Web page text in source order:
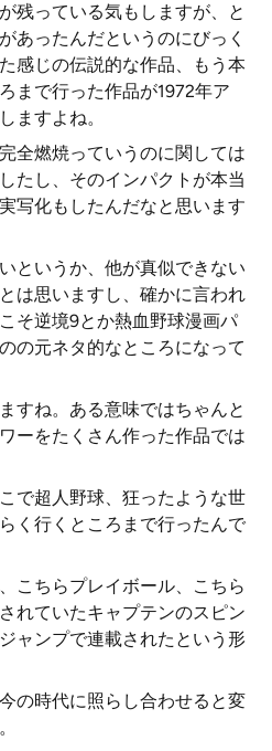
残っている気もしますが、と
あったんだというのにびっく
感じの伝説的な作品、もう本
まで行った作品が1972年ア
ますよね。
全燃焼っていうのに関しては
たし、そのインパクトが本当
写化もしたんだなと思います
というか、他が真似できない
は思いますし、確かに言われ
そ逆境9とか熱血野球漫画パ
の元ネタ的なところになって
すね。ある意味ではちゃんと
ーをたくさん作った作品では
で超人野球、狂ったような世
く行くところまで行ったんで
こちらプレイボール、こちら
れていたキャプテンのスピン
ャンプで連載されたという形
の時代に照らし合わせると変